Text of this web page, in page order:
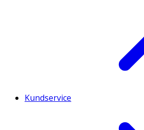
Kundservice